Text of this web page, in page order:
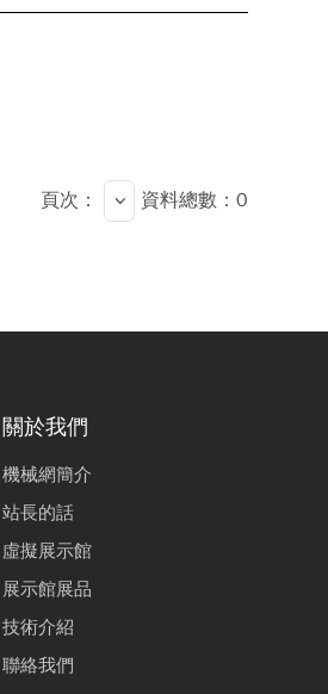
頁次： 資料總數：0
關於我們
機械網簡介
站長的話
虛擬展示館
展示館展品
技術介紹
聯絡我們